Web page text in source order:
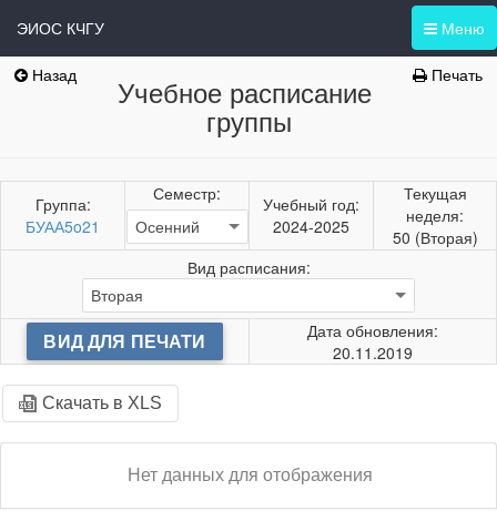
Меню
ЭИОС КЧГУ
Назад Печать
Учебное расписание
группы
Группа:
БУАА5o21
Семестр:
Учебный год:
2024-2025
Текущая
неделя:
50 (Вторая)
Вид расписания:
ВИД ДЛЯ ПЕЧАТИ
Дата обновления:
20.11.2019
Скачать в XLS
Нет данных для отображения